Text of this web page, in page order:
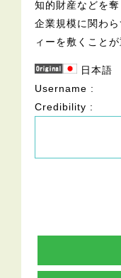
知的財産などを奪
企業規模に関わ
ィーを敷くこと
日本語
Username
Credibility